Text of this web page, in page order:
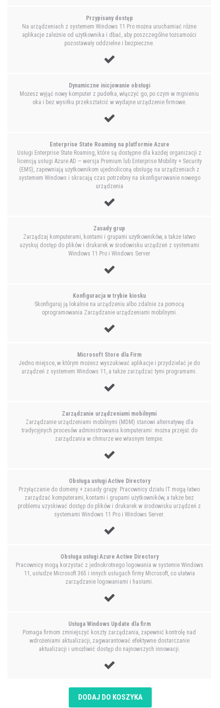
Przypisany dostęp
Na urządzeniach z systemem Windows 11 Pro można uruchamiać różne
aplikacje zależnie od użytkownika i dbać, aby poszczególne tożsamości
pozostawały oddzielne i bezpieczne.
Dynamiczne inicjowanie obsługi
Możesz wyjąć nowy komputer z pudełka, włączyć go, po czym w mgnieniu
oka i bez wysiłku przekształcić w wydajne urządzenie firmowe.
Enterprise State Roaming na platformie Azure
Usługi Enterprise State Roaming, które są dostępne dla każdej organizacji z
licencją usługi Azure AD — wersja Premium lub Enterprise Mobility + Security
(EMS), zapewniają użytkownikom ujednoliconą obsługę na urządzeniach z
systemem Windows i skracają czas potrzebny na skonfigurowanie nowego
urządzenia
Zasady grup
Zarządzaj komputerami, kontami i grupami użytkowników, a także łatwo
uzyskuj dostęp do plików i drukarek w środowisku urządzeń z systemami
Windows 11 Pro i Windows Server
Konfiguracja w trybie kiosku
Skonfiguruj ją lokalnie na urządzeniu albo zdalnie za pomocą
oprogramowania Zarządzanie urządzeniami mobilnymi.
Microsoft Store dla Firm
Jedno miejsce, w którym możesz wyszukiwać aplikacje i przydzielać je do
urządzeń z systemem Windows 11, a także zarządzać tymi programami.
Zarządzanie urządzeniami mobilnymi
Zarządzanie urządzeniami mobilnymi (MDM) stanowi alternatywę dla
tradycyjnych procesów administrowania komputerami: można przejść do
zarządzania w chmurze we własnym tempie.
Obsługa usługi Active Directory
Przyłączanie do domeny + zasady grupy: Pracownicy działu IT mogą łatwo
zarządzać komputerami, kontami i grupami użytkowników, a także bez
problemu uzyskiwać dostęp do plików i drukarek w środowisku urządzeń z
systemami Windows 11 Pro i Windows Server.
Obsługa usługi Azure Active Directory
Pracownicy mogą korzystać z jednokrotnego logowania w systemie Windows
11, usłudze Microsoft 365 i innych usługach firmy Microsoft, co ułatwia
zarządzanie logowaniami i hasłami.
Usługa Windows Update dla firm
Pomaga firmom zmniejszyć koszty zarządzania, zapewnić kontrolę nad
wdrożeniami aktualizacji, zagwarantować efektywne dostarczanie
aktualizacji i umożliwić dostęp do najnowszych innowacji.
DODAJ DO KOSZYKA